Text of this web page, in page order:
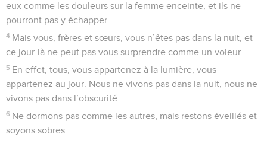
eux comme les douleurs sur la femme enceinte, et ils ne
pourront pas y échapper.
4 Mais vous, frères et sœurs, vous n’êtes pas dans la nuit, et
ce jour-là ne peut pas vous surprendre comme un voleur.
5 En effet, tous, vous appartenez à la lumière, vous
appartenez au jour. Nous ne vivons pas dans la nuit, nous ne
vivons pas dans l’obscurité.
6 Ne dormons pas comme les autres, mais restons éveillés et
soyons sobres.